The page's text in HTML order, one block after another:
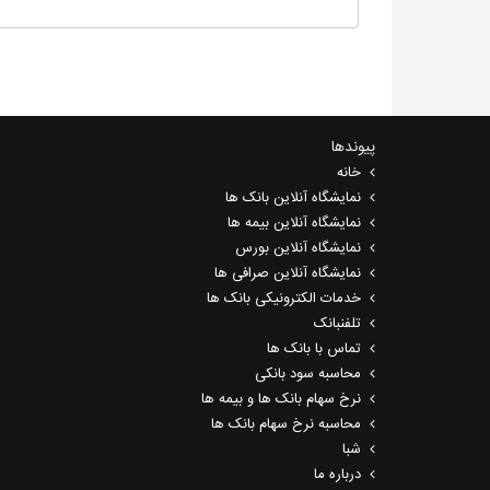
پیوندها
خانه
نمایشگاه آنلاین بانک ها
نمایشگاه آنلاین بیمه ها
نمایشگاه آنلاین بورس
نمایشگاه آنلاین صرافی ها
خدمات الکترونیکی بانک ها
تلفنبانک
تماس با بانک ها
محاسبه سود بانکی
نرخ سهام بانک ها و بیمه ها
محاسبه نرخ سهام بانک ها
شبا
درباره ما